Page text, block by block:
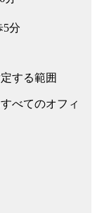
分
する範囲
べてのオフィ